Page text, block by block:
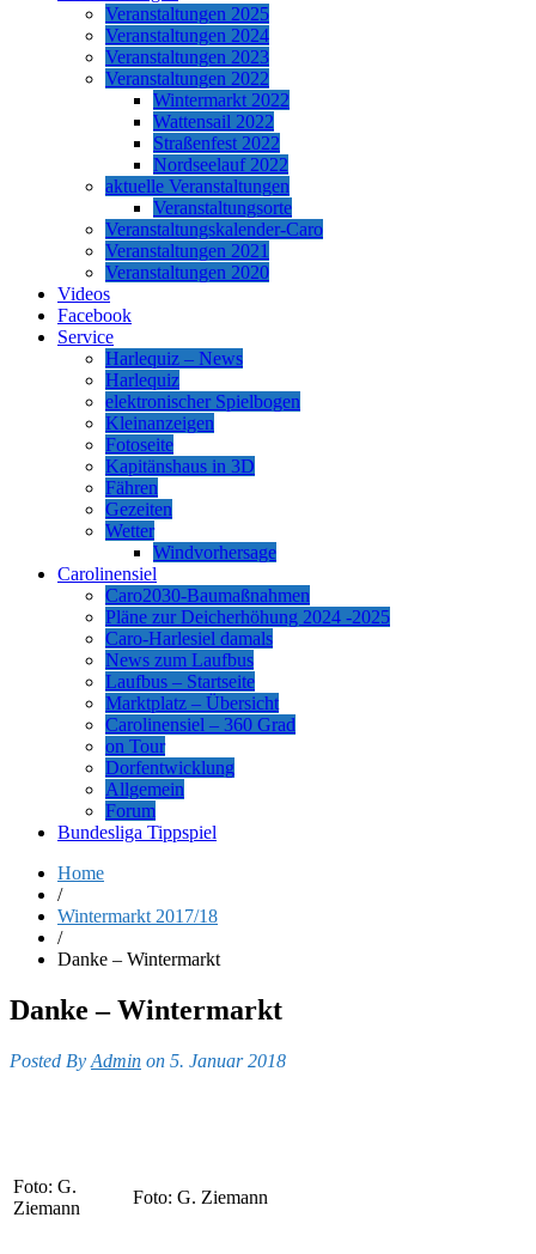
Veranstaltungen 2025
Veranstaltungen 2024
Veranstaltungen 2023
Veranstaltungen 2022
Wintermarkt 2022
Wattensail 2022
Straßenfest 2022
Nordseelauf 2022
aktuelle Veranstaltungen
Veranstaltungsorte
Veranstaltungskalender-Caro
Veranstaltungen 2021
Veranstaltungen 2020
Videos
Facebook
Service
Harlequiz – News
Harlequiz
elektronischer Spielbogen
Kleinanzeigen
Fotoseite
Kapitänshaus in 3D
Fähren
Gezeiten
Wetter
Windvorhersage
Carolinensiel
Caro2030-Baumaßnahmen
Pläne zur Deicherhöhung 2024 -2025
Caro-Harlesiel damals
News zum Laufbus
Laufbus – Startseite
Marktplatz – Übersicht
Carolinensiel – 360 Grad
on Tour
Dorfentwicklung
Allgemein
Forum
Bundesliga Tippspiel
Home
/
Wintermarkt 2017/18
/
Danke – Wintermarkt
Danke – Wintermarkt
Posted By Admin on 5. Januar 2018
Foto: G.
Ziemann
Foto: G. Ziemann